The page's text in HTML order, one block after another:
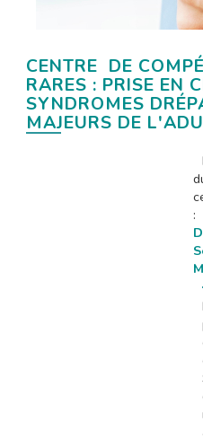
CENTRE DE
RARES : PRISE EN
SYNDROMES
MAJEURS DE
: